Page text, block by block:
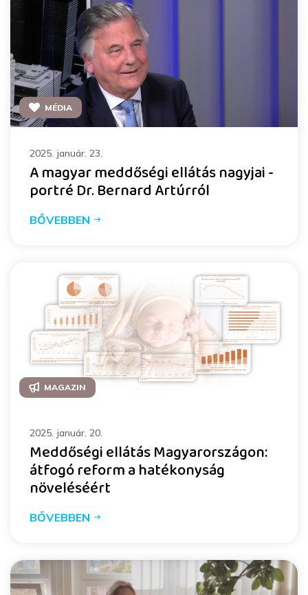
MÉDIA
2025. január. 23.
A magyar meddőségi ellátás nagyjai -
portré Dr. Bernard Artúrról
BŐVEBBEN
MAGAZIN
2025. január. 20.
Meddőségi ellátás Magyarországon:
átfogó reform a hatékonyság
növeléséért
BŐVEBBEN